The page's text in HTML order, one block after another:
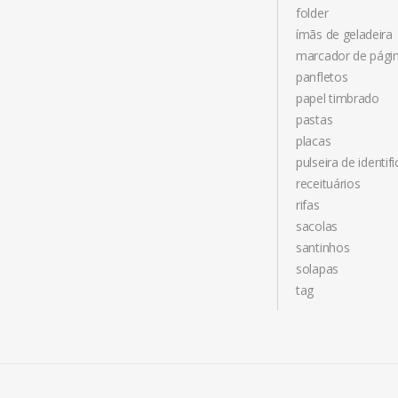
folder
ímãs de geladeira
marcador de
panfletos
papel timbrado
pastas
placas
pulseira de
receituários
rifas
sacolas
santinhos
solapas
tag